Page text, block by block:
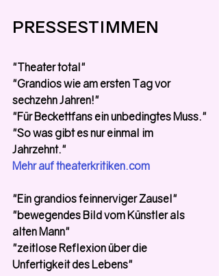
PRESSESTIMMEN
"Theater total"
"Grandios wie am ersten Tag vor
sechzehn Jahren!"
"Für Beckettfans ein unbedingtes Muss."
"So was gibt es nur einmal im
Jahrzehnt."
Mehr auf theaterkritiken.com
"Ein grandios feinnerviger Zausel"
"bewegendes Bild vom Künstler als
alten Mann"
"zeitlose Reflexion über die
Unfertigkeit des Lebens"